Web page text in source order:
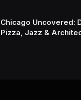
Chicago Uncovered:
Pizza, Jazz &